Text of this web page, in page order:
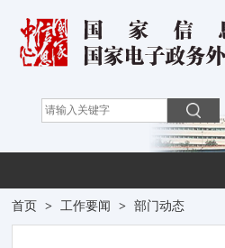
首页 > 工作要闻 > 部门动态